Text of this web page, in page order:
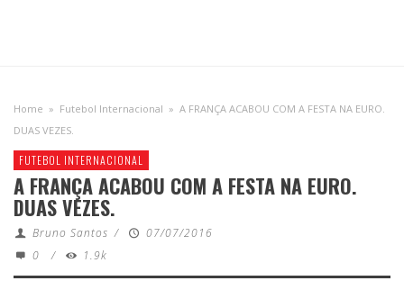
Home » Futebol Internacional » A FRANÇA ACABOU COM A FESTA NA EURO.
DUAS VEZES.
FUTEBOL INTERNACIONAL
A FRANÇA ACABOU COM A FESTA NA EURO.
DUAS VEZES.
Bruno Santos /
07/07/2016
0
/ 1.9k